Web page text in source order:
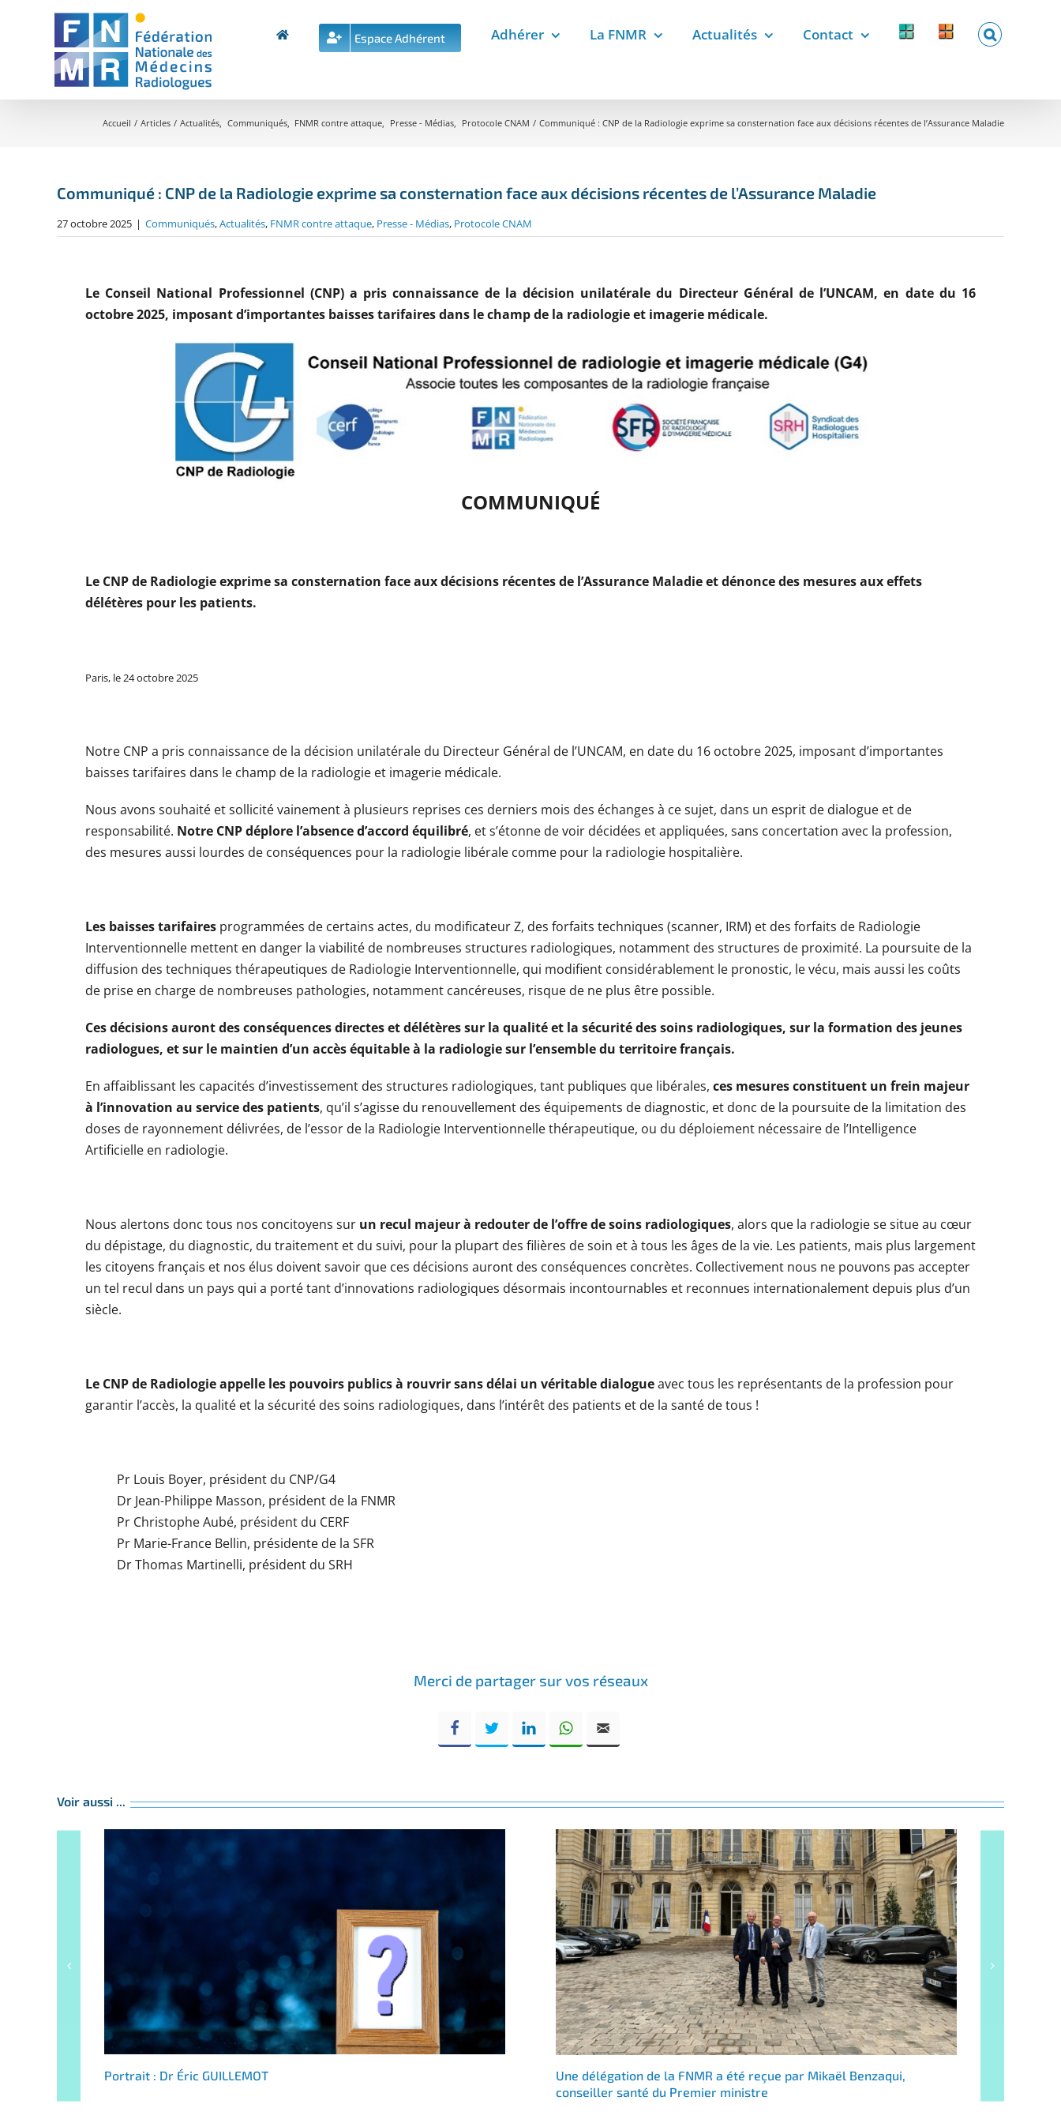
Espace Adhérent Adhérer La FNMR Actualités Contact ForcomedLabelix
Accueil Articles Actualités Communiqués FNMR contre attaque Presse - Médias Protocole CNAM Communiqué : CNP de la Radiologie exprime sa consternation face aux décisions récentes de l’Assurance Maladie
Communiqué : CNP de la Radiologie exprime sa consternation face aux décisions récentes de l’Assurance Maladie
27 octobre 2025 | Communiqués,Actualités, FNMR contre attaque, Presse - Médias, Protocole CNAM
Le Conseil National Professionnel (CNP) a pris connaissance de la décision unilatérale du Directeur Général de l’UNCAM, en date du 16
octobre 2025, imposant d’importantes baisses tarifaires dans le champ de la radiologie et imagerie médicale.
COMMUNIQUÉ
Le CNP de Radiologie exprime sa consternation face aux décisions récentes de l’Assurance Maladie et dénonce des mesures aux effets
délétères pour les patients.
Paris, le 24 octobre 2025
Notre CNP a pris connaissance de la décision unilatérale du Directeur Général de l’UNCAM, en date du 16 octobre 2025, imposant d’importantes
baisses tarifaires dans le champ de la radiologie et imagerie médicale.
Nous avons souhaité et sollicité vainement à plusieurs reprises ces derniers mois des échanges à ce sujet, dans un esprit de dialogue et de
responsabilité. Notre CNP déplore l’absence d’accord équilibré, et s’étonne de voir décidées et appliquées, sans concertation avec la profession,
des mesures aussi lourdes de conséquences pour la radiologie libérale comme pour la radiologie hospitalière.
Les baisses tarifairesprogrammées de certains actes, du modificateur Z, des forfaits techniques (scanner, IRM) et des forfaits de Radiologie
Interventionnelle mettent en danger la viabilité de nombreuses structures radiologiques, notamment des structures de proximité. La poursuite de la
diffusion des techniques thérapeutiques de Radiologie Interventionnelle, qui modifient considérablement le pronostic, le vécu, mais aussi les coûts
de prise en charge de nombreuses pathologies, notamment cancéreuses, risque de ne plus être possible.
Ces décisions auront des conséquences directes et délétères sur la qualité et la sécurité des soins radiologiques, sur la formation des jeunes
radiologues, et sur le maintien d’un accès équitable à la radiologie sur l’ensemble du territoire français.
En affaiblissant les capacités d’investissement des structures radiologiques, tant publiques que libérales, ces mesures constituent un frein majeur
à l’innovation au service des patients, qu’il s’agisse du renouvellement des équipements de diagnostic, et donc de la poursuite de la limitation des
doses de rayonnement délivrées, de l’essor de la Radiologie Interventionnelle thérapeutique, ou du déploiement nécessaire de l’Intelligence
Artificielle en radiologie.
Nous alertons donc tous nos concitoyens sur un recul majeur à redouter de l’offre de soins radiologiques, alors que la radiologie se situe au cœur
du dépistage, du diagnostic, du traitement et du suivi, pour la plupart des filières de soin et à tous les âges de la vie. Les patients, mais plus largement
les citoyens français et nos élus doivent savoir que ces décisions auront des conséquences concrètes. Collectivement nous ne pouvons pas accepter
un tel recul dans un pays qui a porté tant d’innovations radiologiques désormais incontournables et reconnues internationalement depuis plus d’un
siècle.
Le CNP de Radiologie appelle les pouvoirs publics à rouvrir sans délai un véritable dialogueavec tous les représentants de la profession pour
garantir l’accès, la qualité et la sécurité des soins radiologiques, dans l’intérêt des patients et de la santé de tous !
Pr Louis Boyer, président du CNP/G4
Dr Jean-Philippe Masson, président de la FNMR
Pr Christophe Aubé, président du CERF
Pr Marie-France Bellin, présidente de la SFR
Dr Thomas Martinelli, président du SRH
Merci de partager sur vos réseaux
Facebook Twitter LinkedIn WhatsApp
Voir aussi ...
Portrait : Dr Éric GUILLEMOT
Une délégation de la FNMR a été reçue par Mikaël Benzaqui,
conseiller santé du Premier ministre